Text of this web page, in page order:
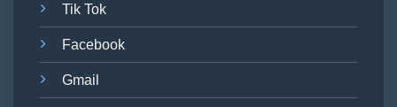
Tik Tok
Facebook
Gmail